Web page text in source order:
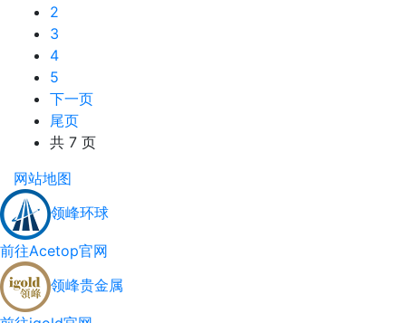
2
3
4
5
下一页
尾页
共 7 页
网站地图
领峰环球
前往Acetop官网
领峰贵金属